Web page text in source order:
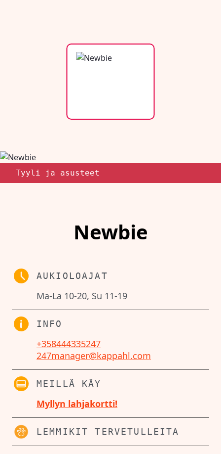
Tyyli ja asusteet
Newbie
AUKIOLOAJAT
Ma-La 10-20, Su 11-19
INFO
+358444335247
247manager@kappahl.com
MEILLÄ KÄY
Myllyn lahjakortti!
LEMMIKIT TERVETULLEITA